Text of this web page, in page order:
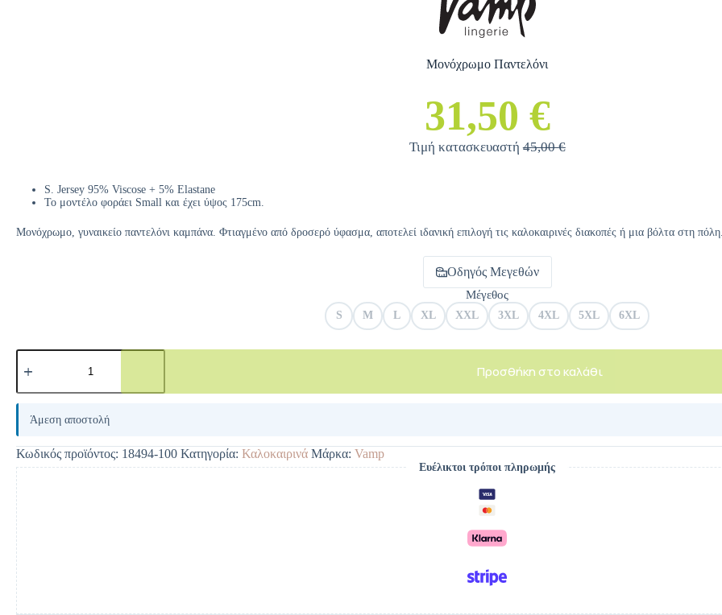
Μονόχρωμο Παντελόνι
31,50 €
Τιμή κατασκευαστή45,00 €
S. Jersey 95% Viscose + 5% Elastane
Το μοντέλο φοράει Small και έχει ύψος 175cm.
Μονόχρωμο, γυναικείο παντελόνι καμπάνα. Φτιαγμένο από δροσερό ύφασμα, αποτελεί ιδανική επιλογή τις καλοκαιρινές διακοπές ή μια βόλτα στη
Οδηγός Μεγεθών
Μέγεθος
S M L XL XXL 3XL 4XL 5XL 6XL
Προσθήκη στο καλάθι
A
e
r
n
a
t
i
v
e
:
Άμεση αποστολή
Κωδικός προϊόντος: 18494-100 Κατηγορία: Καλοκαιρινά Μάρκα: Vamp
Ευέλικτοι τρόποι πληρωμής